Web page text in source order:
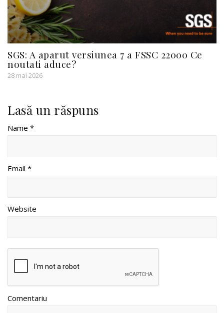
SGS: A aparut versiunea 7 a FSSC 22000 Ce
noutati aduce?
28 mai 2026
Lasă un răspuns
Name *
Email *
Website
Comentariu